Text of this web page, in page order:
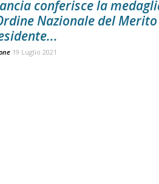
conferisce la
Nazionale del Merito
19 Luglio 2021